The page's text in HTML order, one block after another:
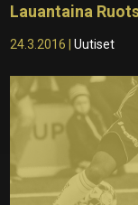
Lauantaina
24.3.2016 |Uutiset